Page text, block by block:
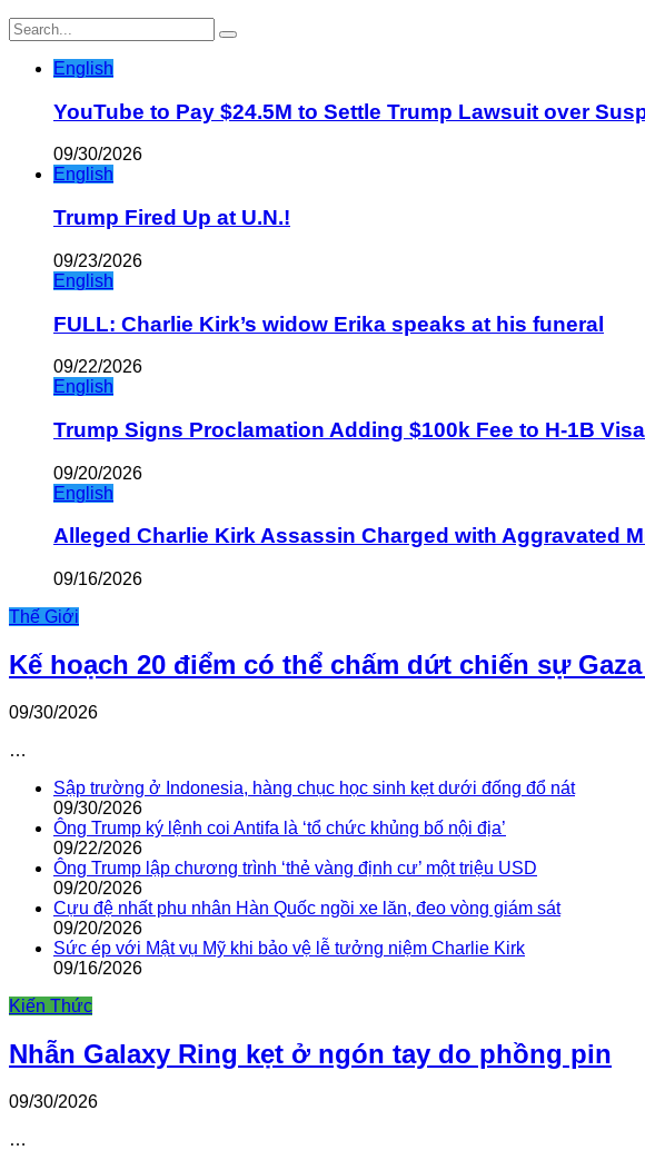
English
YouTube to Pay $24.5M to Settle Trump Lawsuit over
09/30/2026
English
Trump Fired Up at U.N.!
09/23/2026
English
FULL: Charlie Kirk’s widow Erika speaks at his funeral
09/22/2026
English
Trump Signs Proclamation Adding $100k Fee to H-1B
09/20/2026
English
Alleged Charlie Kirk Assassin Charged with Aggravated
09/16/2026
Thế Giới
Kế hoạch 20 điểm có thể chấm dứt chiến sự
09/30/2026
…
Sập trường ở Indonesia, hàng chục học sinh kẹt dưới đống đổ nát
09/30/2026
Ông Trump ký lệnh coi Antifa là ‘tổ chức khủng bố nội địa’
09/22/2026
Ông Trump lập chương trình ‘thẻ vàng định cư’ một triệu USD
09/20/2026
Cựu đệ nhất phu nhân Hàn Quốc ngồi xe lăn, đeo vòng giám sát
09/20/2026
Sức ép với Mật vụ Mỹ khi bảo vệ lễ tưởng niệm Charlie Kirk
09/16/2026
Kiến Thức
Nhẫn Galaxy Ring kẹt ở ngón tay do phồng pin
09/30/2026
…